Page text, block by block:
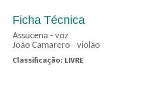
Ficha Técnica
Assucena - voz
João Camarero - violão
Classificação: LIVRE